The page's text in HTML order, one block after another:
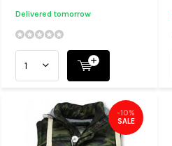
Delivered tomorrow
-10%
SALE